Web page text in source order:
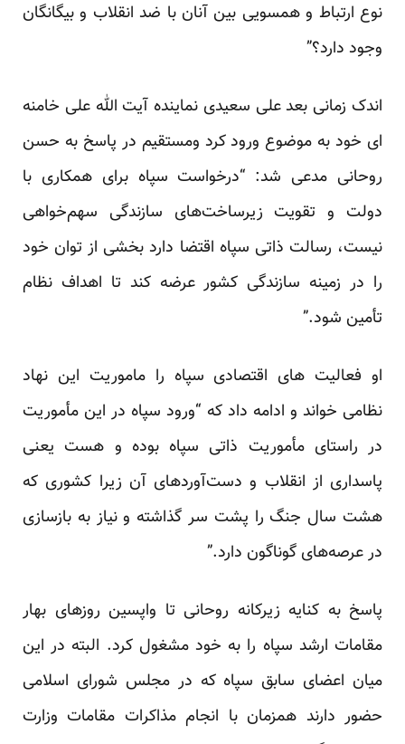
نوع ارتباط و همسویی بین آنان با ضد انقلاب و بیگانگان
وجود دارد؟”
اندک زمانی بعد علی سعیدی نماینده آیت الله علی خامنه
ای خود به موضوع ورود کرد ومستقیم در پاسخ به حسن
روحانی مدعی شد: “درخواست سپاه برای همکاری با
دولت و تقویت زیرساخت‌های سازندگی سهم‌خواهی
نیست، رسالت ذاتی سپاه اقتضا دارد بخشی از توان خود
را در زمینه سازندگی کشور عرضه کند تا اهداف نظام
تأمین شود.”
او فعالیت های اقتصادی سپاه را ماموریت این نهاد
نظامی خواند و ادامه داد که “ورود سپاه در این مأموریت
در راستای مأموریت ذاتی سپاه بوده و هست یعنی
پاسداری از انقلاب و دست‌آوردهای آن زیرا کشوری که
هشت سال جنگ را پشت سر گذاشته و نیاز به بازسازی
در عرصه‌های گوناگون دارد.”
پاسخ به کنایه زیرکانه روحانی تا واپسین روزهای بهار
مقامات ارشد سپاه را به خود مشغول کرد. البته در این
میان اعضای سابق سپاه که در مجلس شورای اسلامی
حضور دارند همزمان با انجام مذاکرات مقامات وزارت